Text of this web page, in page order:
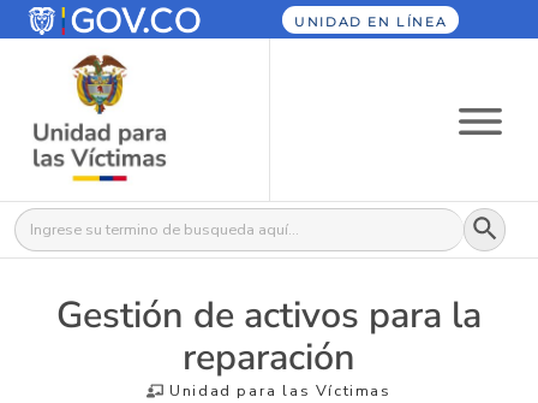
UNIDAD EN LÍNEA
Buscar: Botón
Gestión de activos para la
reparación
Unidad para las Víctimas